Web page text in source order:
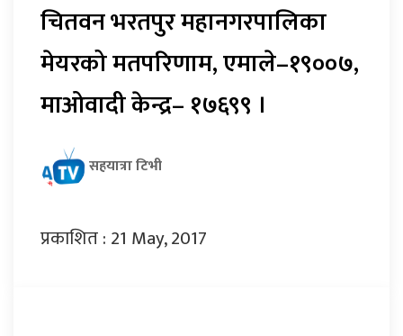
चितवन भरतपुर महानगरपालिका
मेयरको मतपरिणाम, एमाले–१९००७,
माओवादी केन्द्र– १७६९९ ।
सहयात्रा टिभी
प्रकाशित : 21 May, 2017